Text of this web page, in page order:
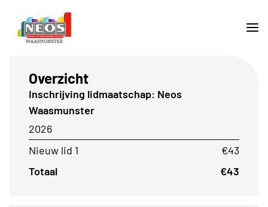
Overzicht
Inschrijving lidmaatschap: Neos
Waasmunster
2026
Nieuw lid 1
€43
Totaal
€43